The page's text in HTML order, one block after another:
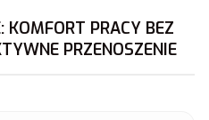
KOMFORT PRACY BEZ
PRZENOSZENIE